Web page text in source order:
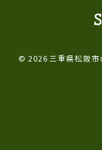
© 2026 三重県松阪